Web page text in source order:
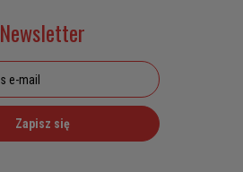
Newsletter
Zapisz się